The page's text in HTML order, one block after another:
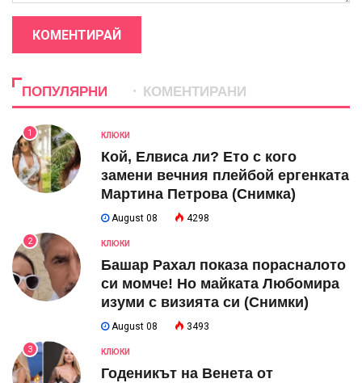
КОМЕНТИРАЙ
ПОПУЛЯРНИ КОМЕНТИРАНИ
1 КЛЮКИ
Кой, Елвиса ли? Ето с кого
замени вечния плейбой ергенката
Мартина Петрова (Снимка)
August 08 4298
2 КЛЮКИ
Башар Рахал показа порасналото
си момче! Но майката Любомира
изуми с визията си (Снимки)
August 08 3493
3 КЛЮКИ
Годеникът на Венета от